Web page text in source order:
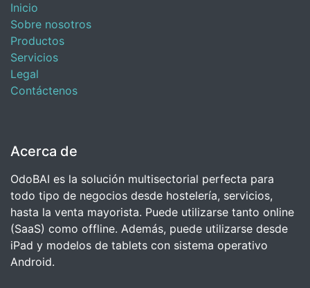
Inicio
Sobre nosotros
Productos
Servicios
Legal
Contáctenos
Acerca de
OdoBAI es la solución multisectorial perfecta para
todo tipo de negocios desde hostelería, servicios,
hasta la venta mayorista. Puede utilizarse tanto online
(SaaS) como offline. Además, puede utilizarse desde
iPad y modelos de tablets con sistema operativo
Android.